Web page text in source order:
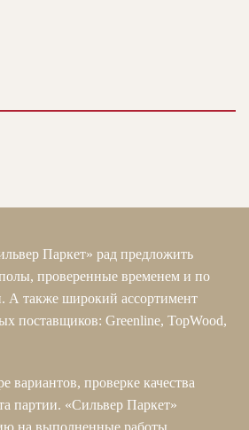
Паркет» рад предложить
проверенные временем и по
А также широкий ассортимент
поставщиков: Greenline, TopWood,
проверке качества
партии. «Сильвер Паркет»